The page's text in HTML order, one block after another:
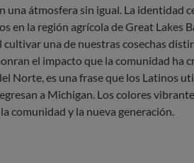
una átmosfera sin igual. La identidad
en la región agrícola de Great Lakes
una de nuestras cosechas
el impacto que la comunidad ha
Norte, es una frase que los Latinos
a Michigan. Los colores
comunidad y la nueva generación.